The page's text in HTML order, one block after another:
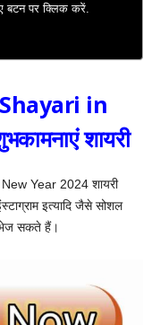
बटन पर क्लिक करें.
in
शायरी
Year 2024 शायरी
इत्यादि जैसे सोशल
भेज सकते हैं।